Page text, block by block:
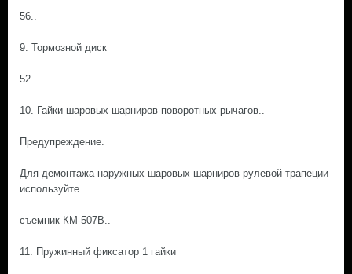
56..
9. Тормозной диск
52..
10. Гайки шаровых шарниров поворотных рычагов..
Предупреждение.
Для демонтажа наружных шаровых шарниров рулевой трапеции
используйте.
съемник КМ-507В..
11. Пружинный фиксатор 1 гайки